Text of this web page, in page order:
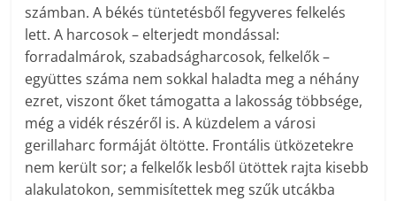
számban. A békés tüntetésből fegyveres felkelés
lett. A harcosok – elterjedt mondással:
forradalmárok, szabadságharcosok, felkelők –
együttes száma nem sokkal haladta meg a néhány
ezret, viszont őket támogatta a lakosság többsége,
még a vidék részéről is. A küzdelem a városi
gerillaharc formáját öltötte. Frontális ütközetekre
nem került sor; a felkelők lesből ütöttek rajta kisebb
alakulatokon, semmisítettek meg szűk utcákba